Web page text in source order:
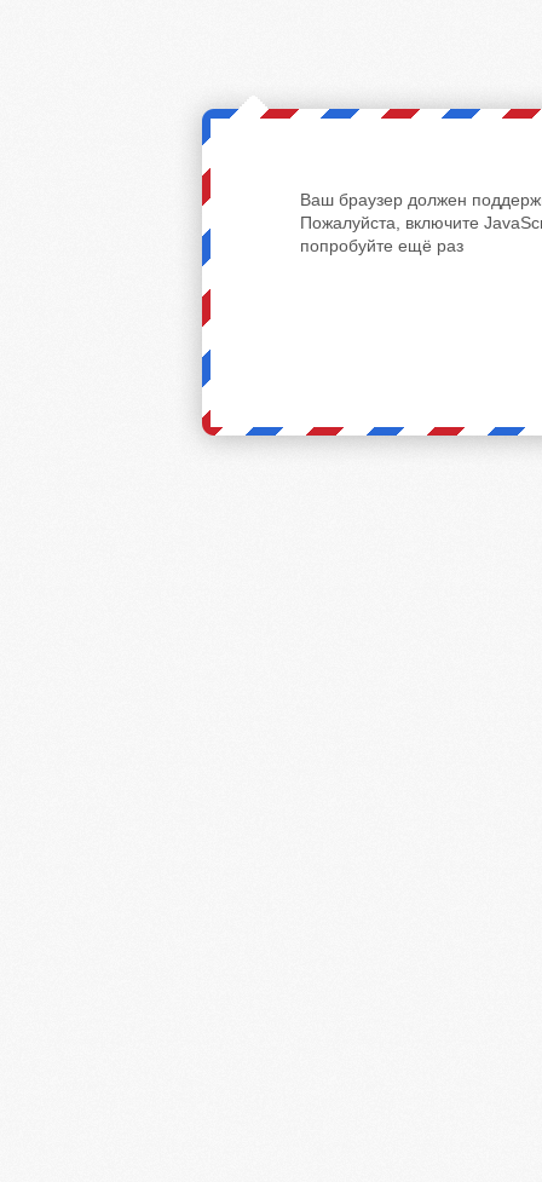
Ваш браузер должен
Пожалуйста, включите
попробуйте ещё раз